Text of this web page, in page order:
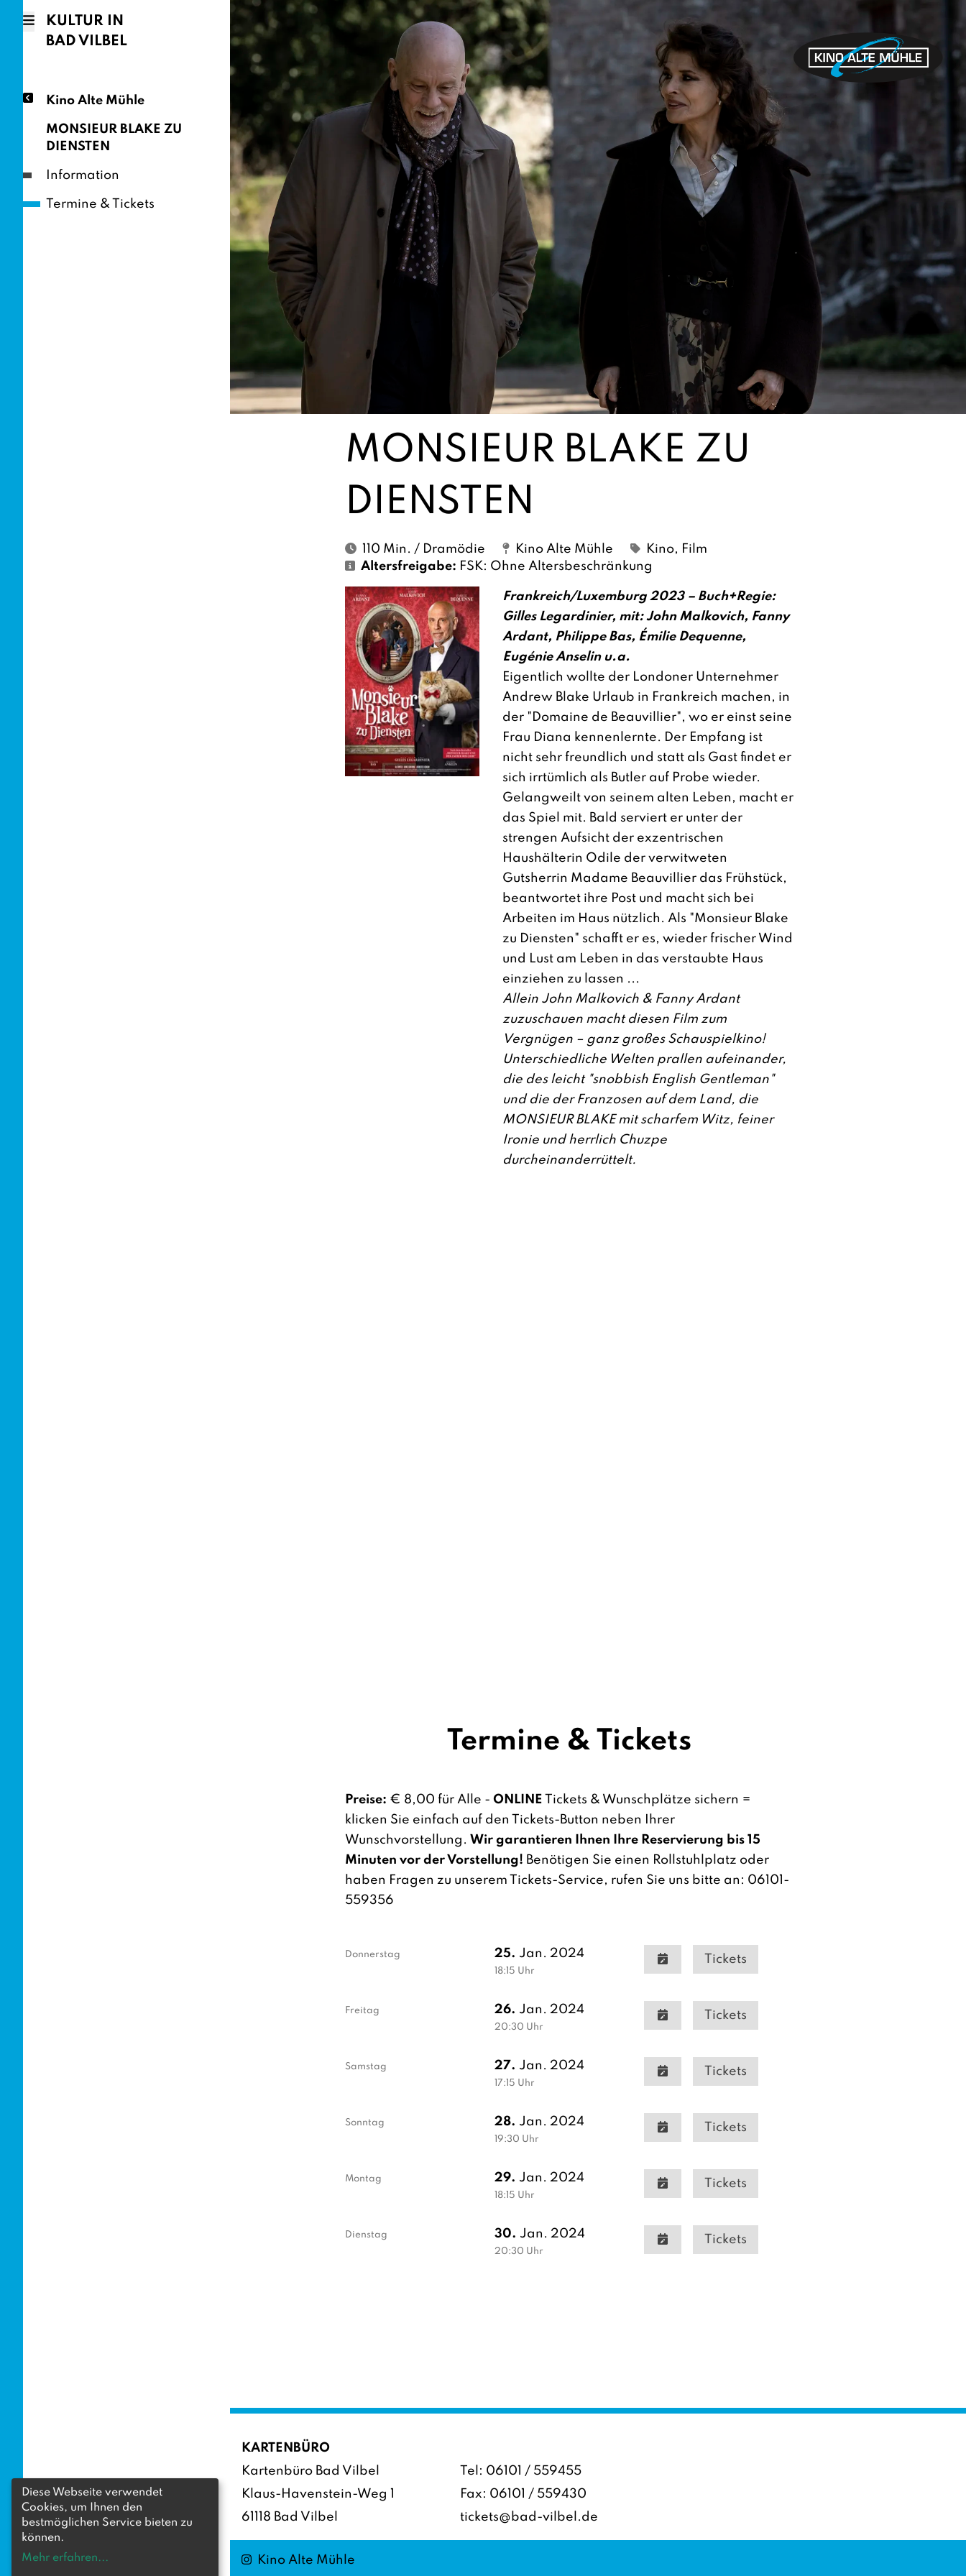
KULTUR IN
BAD VILBEL
Kino Alte Mühle
MONSIEUR BLAKE ZU
DIENSTEN
Information
Termine & Tickets
MONSIEUR BLAKE ZU
DIENSTEN
110 Min. / Dramödie Kino Alte Mühle Kino, Film
Altersfreigabe: FSK: Ohne Altersbeschränkung
Frankreich/Luxemburg 2023 – Buch+Regie:
Gilles Legardinier, mit: John Malkovich, Fanny
Ardant, Philippe Bas, Émilie Dequenne,
Eugénie Anselin u.a.
Eigentlich wollte der Londoner Unternehmer
Andrew Blake Urlaub in Frankreich machen, in
der "Domaine de Beauvillier", wo er einst seine
Frau Diana kennenlernte. Der Empfang ist
nicht sehr freundlich und statt als Gast findet er
sich irrtümlich als Butler auf Probe wieder.
Gelangweilt von seinem alten Leben, macht er
das Spiel mit. Bald serviert er unter der
strengen Aufsicht der exzentrischen
Haushälterin Odile der verwitweten
Gutsherrin Madame Beauvillier das Frühstück,
beantwortet ihre Post und macht sich bei
Arbeiten im Haus nützlich. Als "Monsieur Blake
zu Diensten" schafft er es, wieder frischer Wind
und Lust am Leben in das verstaubte Haus
einziehen zu lassen ...
Allein John Malkovich & Fanny Ardant
zuzuschauen macht diesen Film zum
Vergnügen – ganz großes Schauspielkino!
Unterschiedliche Welten prallen aufeinander,
die des leicht "snobbish English Gentleman"
und die der Franzosen auf dem Land, die
MONSIEUR BLAKE mit scharfem Witz, feiner
Ironie und herrlich Chuzpe
durcheinanderrüttelt.
Termine & Tickets
Preise: € 8,00 für Alle - ONLINE Tickets & Wunschplätze sichern =
klicken Sie einfach auf den Tickets-Button neben Ihrer
Wunschvorstellung. Wir garantieren Ihnen Ihre Reservierung bis 15
Minuten vor der Vorstellung! Benötigen Sie einen Rollstuhlplatz oder
haben Fragen zu unserem Tickets-Service, rufen Sie uns bitte an: 06101-
559356
Donnerstag 25. Jan. 2024
18:15 Uhr
Tickets
Freitag 26. Jan. 2024
20:30 Uhr
Tickets
Samstag 27. Jan. 2024
17:15 Uhr
Tickets
Sonntag 28. Jan. 2024
19:30 Uhr
Tickets
Montag 29. Jan. 2024
18:15 Uhr
Tickets
Dienstag 30. Jan. 2024
20:30 Uhr
Tickets
KARTENBÜRO
Kartenbüro Bad Vilbel
Klaus-Havenstein-Weg 1
61118 Bad Vilbel
Tel: 06101 / 559455
Fax: 06101 / 559430
tickets@bad-vilbel.de
Instagram
Kino Alte Mühle
Diese Webseite verwendet
Cookies, um Ihnen den
bestmöglichen Service bieten zu
können.
Mehr erfahren...